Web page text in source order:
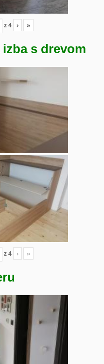
z4 › »
s drevom
z4 › »